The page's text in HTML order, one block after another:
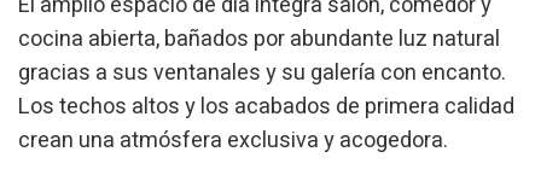
cocina abierta, bañados por abundante luz natural
gracias a sus ventanales y su galería con encanto.
Los techos altos y los acabados de primera calidad
crean una atmósfera exclusiva y acogedora.
Modificar cookies
Técnicas y funcionales
Siempre activas
Este sitio web utiliza Cookies propias para recopilar
información con la finalidad de mejorar nuestros servicios.